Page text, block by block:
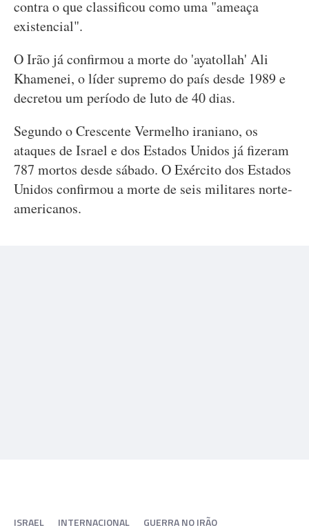
contra o que classificou como uma "ameaça
existencial".
O Irão já confirmou a morte do 'ayatollah' Ali
Khamenei, o líder supremo do país desde 1989 e
decretou um período de luto de 40 dias.
Segundo o Crescente Vermelho iraniano, os
ataques de Israel e dos Estados Unidos já fizeram
787 mortos desde sábado. O Exército dos Estados
Unidos confirmou a morte de seis militares norte-
americanos.
ISRAEL INTERNACIONAL GUERRA NO IRÃO